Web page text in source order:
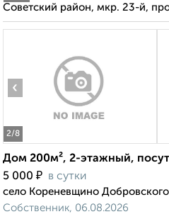
Советский район, мкр. 23-й,
2/8
‹
Дом 200м², 2-этажный,
5 000 ₽ в сутки
село Кореневщино
Собственник, 06.08.2026